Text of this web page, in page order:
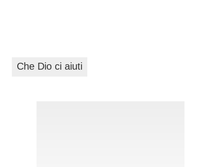
Che Dio ci aiuti